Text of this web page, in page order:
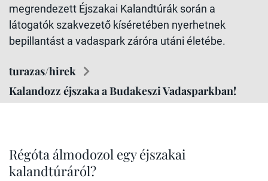
megrendezett Éjszakai Kalandtúrák során a
látogatók szakvezető kíséretében nyerhetnek
bepillantást a vadaspark záróra utáni életébe.
turazas/hirek
Kalandozz éjszaka a Budakeszi Vadasparkban!
Régóta álmodozol egy éjszakai
kalandtúráról?